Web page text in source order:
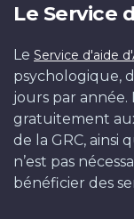
Le Service
Le Service d'aide
psychologique,
jours par année.
gratuitement
de la GRC, ainsi
n’est pas
bénéficier des